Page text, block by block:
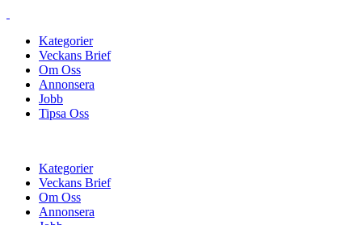
Kategorier
Veckans Brief
Om Oss
Annonsera
Jobb
Tipsa Oss
Kategorier
Veckans Brief
Om Oss
Annonsera